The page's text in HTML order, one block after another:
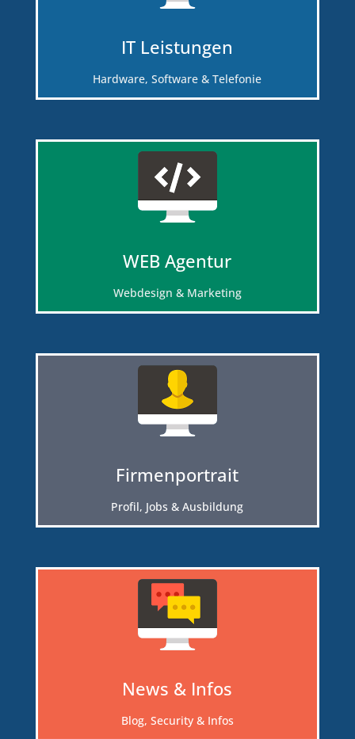
IT Leistungen
Hardware, Software & Telefonie
WEB Agentur
Webdesign & Marketing
Firmenportrait
Profil, Jobs & Ausbildung
News & Infos
Blog, Security & Infos